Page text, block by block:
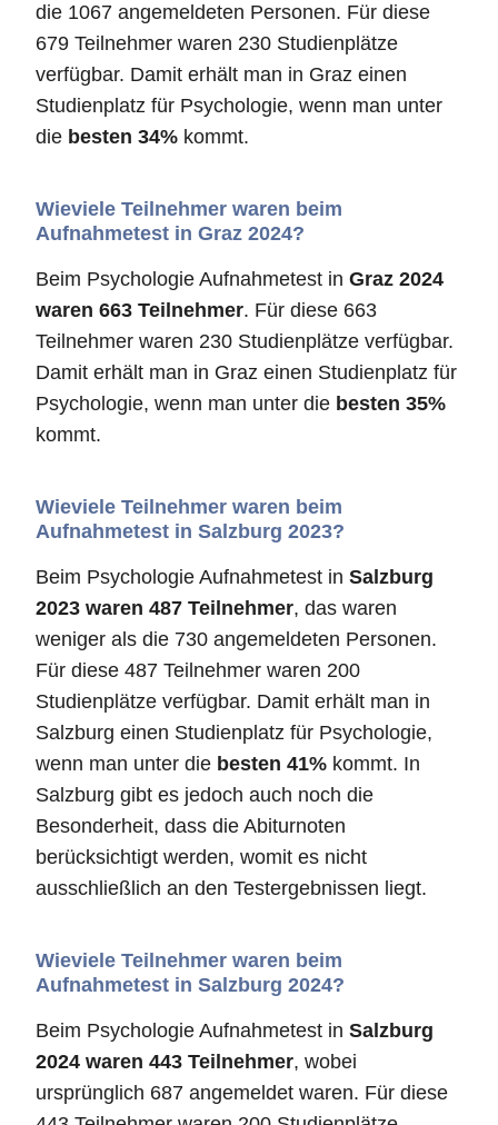
die 1067 angemeldeten Personen. Für diese
679 Teilnehmer waren 230 Studienplätze
verfügbar. Damit erhält man in Graz einen
Studienplatz für Psychologie, wenn man unter
die besten 34% kommt.
Wieviele Teilnehmer waren beim
Aufnahmetest in Graz 2024?
Beim Psychologie Aufnahmetest in Graz 2024
waren 663 Teilnehmer. Für diese 663
Teilnehmer waren 230 Studienplätze verfügbar.
Damit erhält man in Graz einen Studienplatz für
Psychologie, wenn man unter die besten 35%
kommt.
Wieviele Teilnehmer waren beim
Aufnahmetest in Salzburg 2023?
Beim Psychologie Aufnahmetest in Salzburg
2023 waren 487 Teilnehmer, das waren
weniger als die 730 angemeldeten Personen.
Für diese 487 Teilnehmer waren 200
Studienplätze verfügbar. Damit erhält man in
Salzburg einen Studienplatz für Psychologie,
wenn man unter die besten 41% kommt. In
Salzburg gibt es jedoch auch noch die
Besonderheit, dass die Abiturnoten
berücksichtigt werden, womit es nicht
ausschließlich an den Testergebnissen liegt.
Wieviele Teilnehmer waren beim
Aufnahmetest in Salzburg 2024?
Beim Psychologie Aufnahmetest in Salzburg
2024 waren 443 Teilnehmer, wobei
ursprünglich 687 angemeldet waren. Für diese